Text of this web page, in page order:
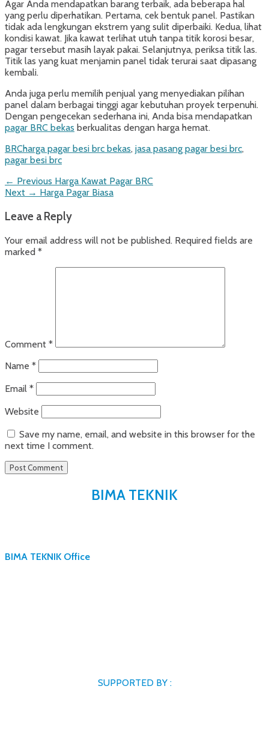
Agar Anda mendapatkan barang terbaik, ada beberapa hal
yang perlu diperhatikan. Pertama, cek bentuk panel. Pastikan
tidak ada lengkungan ekstrem yang sulit diperbaiki. Kedua, lihat
kondisi kawat. Jika kawat terlihat utuh tanpa titik korosi besar,
pagar tersebut masih layak pakai. Selanjutnya, periksa titik las.
Titik las yang kuat menjamin panel tidak terurai saat dipasang
kembali.
Anda juga perlu memilih penjual yang menyediakan pilihan
panel dalam berbagai tinggi agar kebutuhan proyek terpenuhi.
Dengan pengecekan sederhana ini, Anda bisa mendapatkan
pagar BRC bekas berkualitas dengan harga hemat.
Categories
BRCTags
harga pagar besi brc bekas, jasa pasang pagar besi brc,
pagar besi brc
Post
navigation
← Previous Previous
post:
Harga Kawat Pagar BRC
Next → Next
Harga Pagar Biasa
Leave a Reply
Your email address will not be published. Required fields are
marked *
Comment *
Name *
Email *
Website
Save my name, email, and website in this browser for the
next time I comment.
BIMA TEKNIK
BIMA TEKNIK Office
SUPPORTED BY :